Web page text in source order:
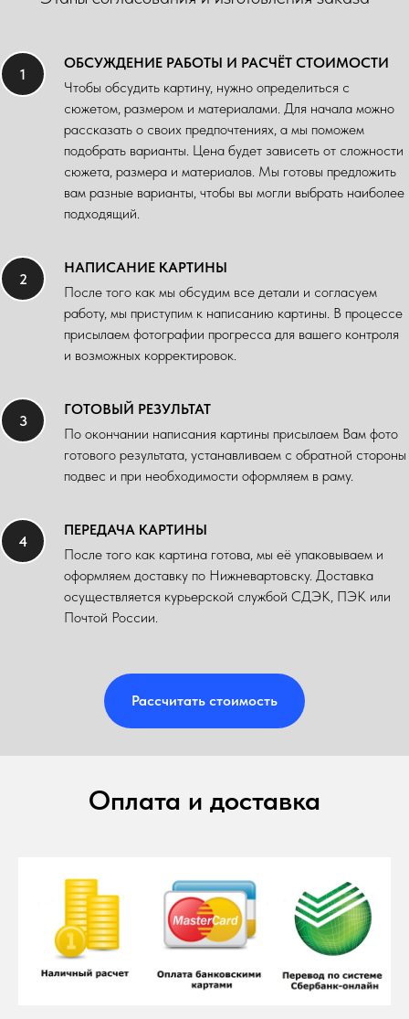
ОБСУЖДЕНИЕ РАБОТЫ И РАСЧЁТ СТОИМОСТИ
Чтобы обсудить картину, нужно определиться с
сюжетом, размером и материалами. Для начала можно
рассказать о своих предпочтениях, а мы поможем
подобрать варианты. Цена будет зависеть от сложности
сюжета, размера и материалов. Мы готовы предложить
вам разные варианты, чтобы вы могли выбрать наиболее
подходящий.
НАПИСАНИЕ КАРТИНЫ
После того как мы обсудим все детали и согласуем
работу, мы приступим к написанию картины. В процессе
присылаем фотографии прогресса для вашего контроля
и возможных корректировок.
ГОТОВЫЙ РЕЗУЛЬТАТ
По окончании написания картины присылаем Вам фото
готового результата, устанавливаем с обратной стороны
подвес и при необходимости оформляем в раму.
ПЕРЕДАЧА КАРТИНЫ
После того как картина готова, мы её упаковываем и
оформляем доставку по Нижневартовску. Доставка
осуществляется курьерской службой СДЭК, ПЭК или
Почтой России.
Рассчитать стоимость
Оплата и доставка